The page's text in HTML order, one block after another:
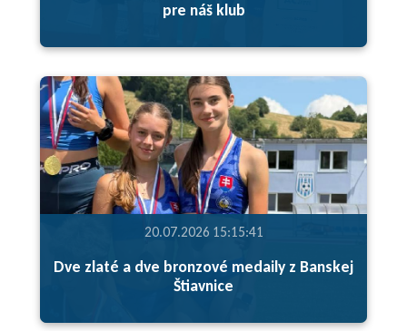
pre náš klub
20.07.2026 15:15:41
Dve zlaté a dve bronzové medaily z Banskej
Štiavnice